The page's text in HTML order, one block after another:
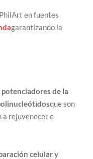
en fuentes
garantizando la
potenciadores de la
que son
a rejuvenecer e
celular y